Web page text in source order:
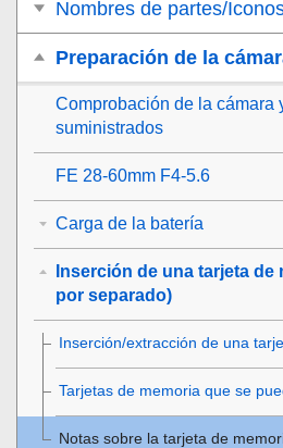
Nombres de partes/
Preparación de la
Comprobación de la cámara
suministrados
FE 28-60mm F4-5.6
Carga de la batería
Inserción de una tarjeta de
por separado)
Inserción/extracción de una
Tarjetas de memoria que se
Notas sobre la tarjeta de